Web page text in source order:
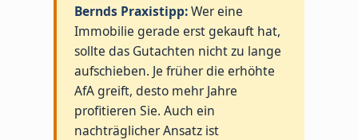
Bernds Praxistipp:Wer eine
Immobilie gerade erst gekauft hat,
sollte das Gutachten nicht zu lange
aufschieben. Je früher die erhöhte
AfA greift, desto mehr Jahre
profitieren Sie. Auch ein
nachträglicher Ansatz ist